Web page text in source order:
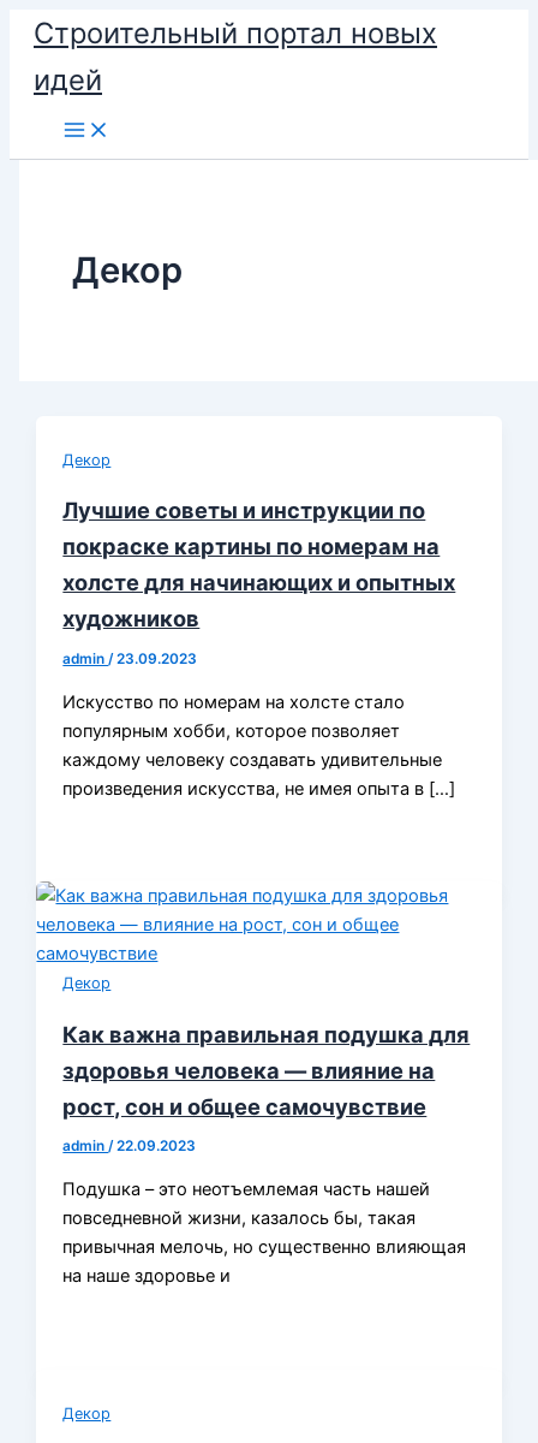
Перейти
содержимому
Строительный портал новых
идей
Декор
Декор
Лучшие советы и инструкции по
покраске картины по номерам на
холсте для начинающих и опытных
художников
admin/23.09.2023
Искусство по номерам на холсте стало
популярным хобби, которое позволяет
каждому человеку создавать удивительные
произведения искусства, не имея опыта в […]
Декор
Как важна правильная подушка для
здоровья человека — влияние на
рост, сон и общее самочувствие
admin/22.09.2023
Подушка – это неотъемлемая часть нашей
повседневной жизни, казалось бы, такая
привычная мелочь, но существенно влияющая
на наше здоровье и
Декор